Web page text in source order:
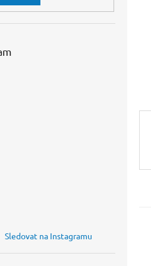
Sledovat na Instagramu